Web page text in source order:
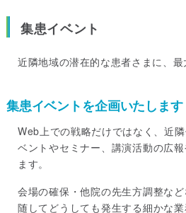
集患イベント
近隣地域の潜在的な患者さまに、
集患イベントを企画いたします
Web上での戦略だけではなく、近
ベントやセミナー、講演活動の広
ます。
会場の確保・他院の先生方調整な
随してどうしても発生する細かな